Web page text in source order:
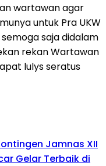
wartawan agar
untuk Pra UKW
saja didalam
rekan Wartawan
lulys seratus
Jamnas XII
Gelar Terbaik di